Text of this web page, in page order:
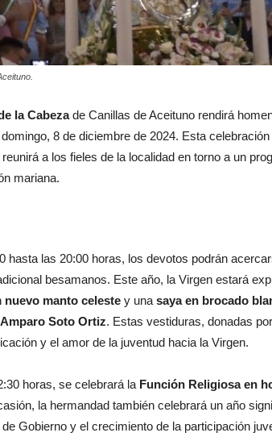
la Cabezade Canillas de Aceituno rendirá
8 de diciembre de 2024. Esta
a los fieles de la localidad en torno a un
mariana.
hasta las 20:00 horas, los devotos podrán
besamanos. Este año, la Virgen estará
nuevo manto celeste y una saya en brocado
Amparo Soto Ortiz. Estas vestiduras, donadas
y el amor de la juventud hacia la Virgen.
horas, se celebrará la Función Religiosa en
la hermandad también celebrará un año
Gobierno y el crecimiento de la participación